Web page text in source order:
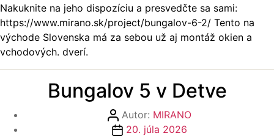
Nakuknite na jeho dispozíciu a presvedčte sa sami:
https://www.mirano.sk/project/bungalov-6-2/ Tento na
východe Slovenska má za sebou už aj montáž okien a
vchodových. dverí.
Bungalov 5 v Detve
Autor
článku
Autor: MIRANO
Dátum20. júla 2026